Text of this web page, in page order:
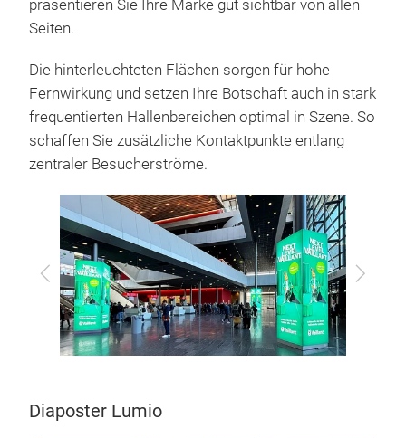
präsentieren Sie Ihre Marke gut sichtbar von allen
Seiten.
Die hinterleuchteten Flächen sorgen für hohe
Fernwirkung und setzen Ihre Botschaft auch in stark
frequentierten Hallenbereichen optimal in Szene. So
schaffen Sie zusätzliche Kontaktpunkte entlang
zentraler Besucherströme.
Zurück Vor
Diaposter Lumio